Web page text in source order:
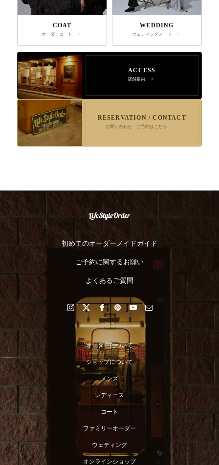
COAT
オーダーコート
WEDDING
ウェディングスーツ
ACCESS
店舗案内
RESERVATION / CONTACT
お問い合わせ・ご予約はこちら
初めてのオーダーメイドガイド
ご予約に関するお願い
よくあるご質問
オーダーについて
ショップについて
メンズ
レディース
コート
ファミリーオーダー
ウェディング
オンラインショップ